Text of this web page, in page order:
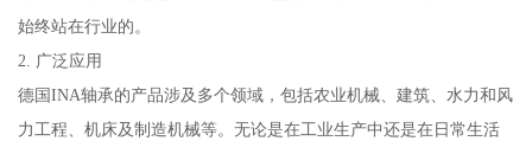
始终站在行业的。
2. 广泛应用
德国INA轴承的产品涉及多个领域，包括农业机械、建筑、水力和风
力工程、机床及制造机械等。无论是在工业生产中还是在日常生活